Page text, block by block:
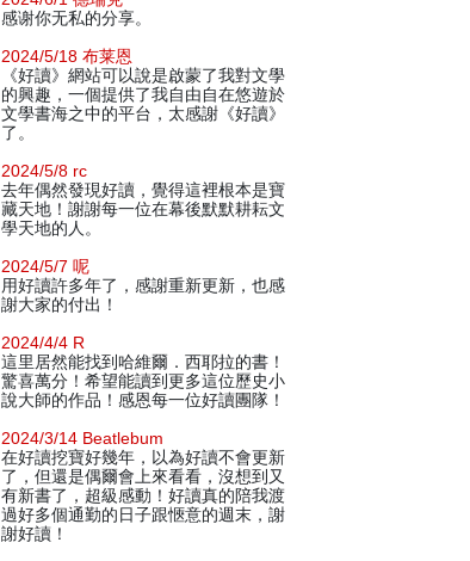
感谢你无私的分享。
2024/5/18 布莱恩
《好讀》網站可以說是啟蒙了我對文學
的興趣，一個提供了我自由自在悠遊於
文學書海之中的平台，太感謝《好讀》
了。
2024/5/8 rc
去年偶然發現好讀，覺得這裡根本是寶
藏天地！謝謝每一位在幕後默默耕耘文
學天地的人。
2024/5/7 呢
用好讀許多年了，感謝重新更新，也感
謝大家的付出！
2024/4/4 R
這里居然能找到哈維爾．西耶拉的書！
驚喜萬分！希望能讀到更多這位歷史小
說大師的作品！感恩每一位好讀團隊！
2024/3/14 Beatlebum
在好讀挖寶好幾年，以為好讀不會更新
了，但還是偶爾會上來看看，沒想到又
有新書了，超級感動！好讀真的陪我渡
過好多個通勤的日子跟愜意的週末，謝
謝好讀！